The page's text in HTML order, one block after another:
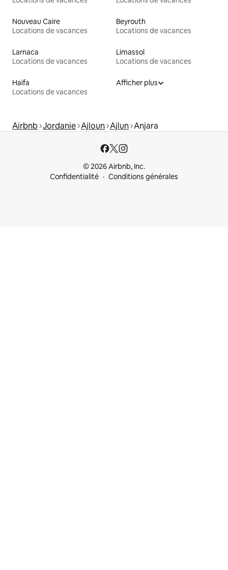
Nouveau Caire
Locations de vacances
Beyrouth
Locations de vacances
Larnaca
Locations de vacances
Limassol
Locations de vacances
Haïfa
Locations de vacances
Afficher plus
Airbnb Jordanie Ajloun Ajlun Anjara
© 2026 Airbnb, Inc.
Confidentialité
Conditions générales